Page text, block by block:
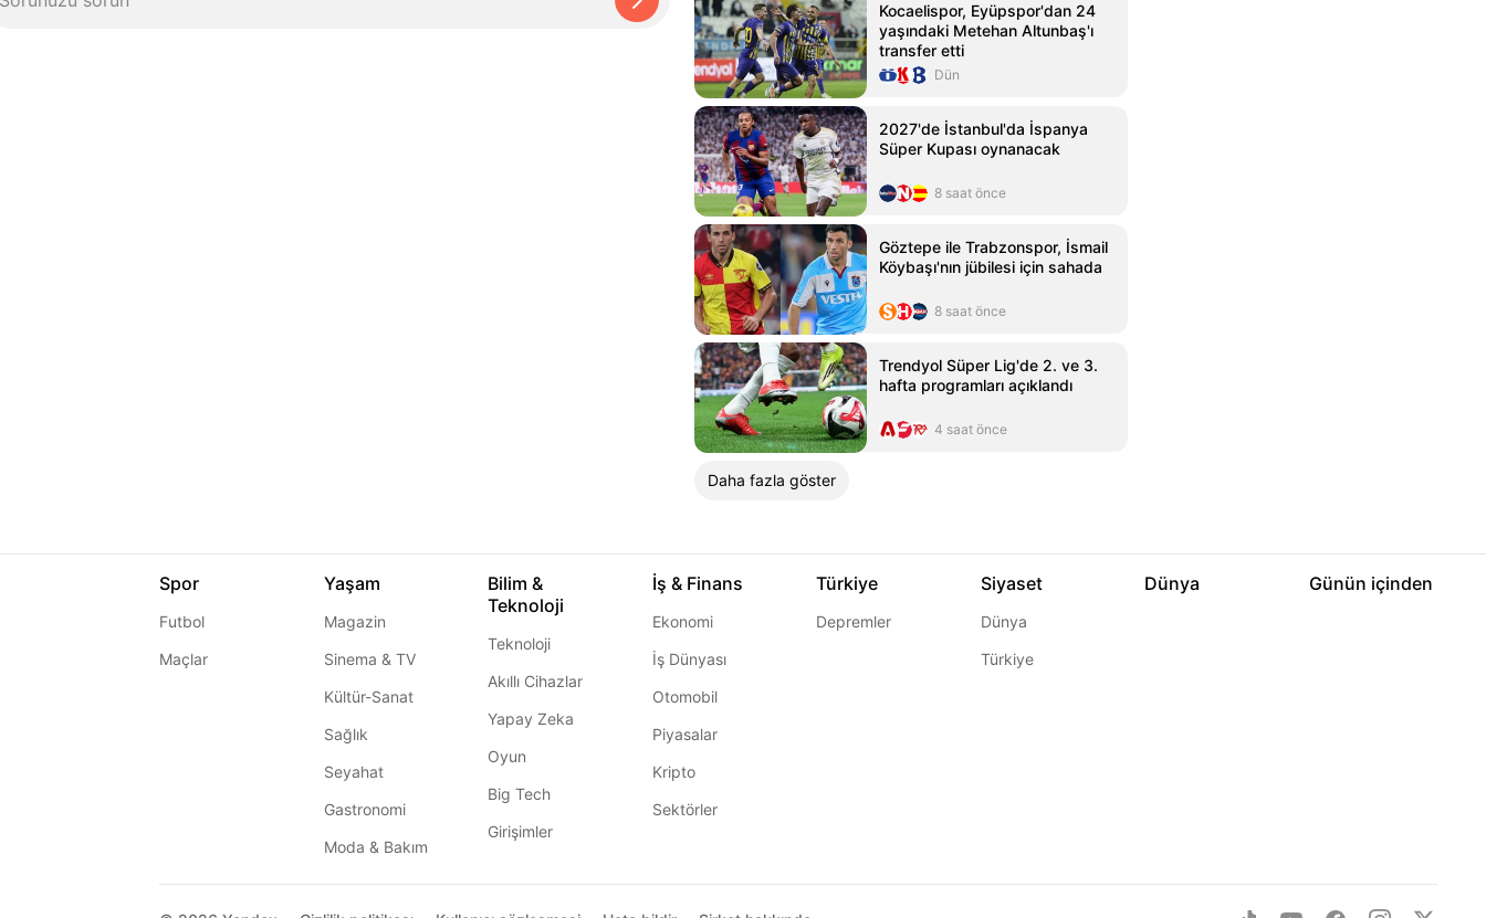
Kocaelispor, Eyüpspor'dan 24
yaşındaki Metehan Altunbaş'ı
transfer etti
Dün
2027'de İstanbul'da İspanya
Süper Kupası oynanacak
8 saat önce
Göztepe ile Trabzonspor, İsmail
Köybaşı'nın jübilesi için sahada
8 saat önce
Trendyol Süper Lig'de 2. ve 3.
hafta programları açıklandı
4 saat önce
Daha fazla göster
Spor
Futbol
Maçlar
Yaşam
Magazin
Sinema & TV
Kültür-Sanat
Sağlık
Seyahat
Gastronomi
Moda & Bakım
Bilim &
Teknoloji
Teknoloji
Akıllı Cihazlar
Yapay Zeka
Oyun
Big Tech
Girişimler
İş & Finans
Ekonomi
İş Dünyası
Otomobil
Piyasalar
Kripto
Sektörler
Türkiye
Depremler
Siyaset
Dünya
Türkiye
Dünya Günün içinden